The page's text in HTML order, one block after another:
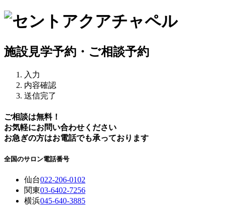
施設見学予約・ご相談予約
入力
内容確認
送信完了
ご相談は無料！
お気軽にお問い合わせください
お急ぎの方はお電話でも承っております
全国のサロン電話番号
仙台022-206-0102
関東03-6402-7256
横浜045-640-3885